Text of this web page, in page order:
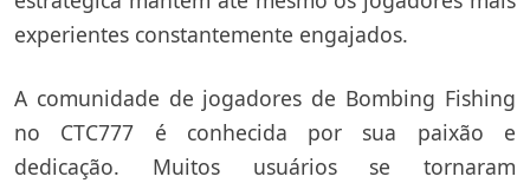
experientes constantemente engajados.
A comunidade de jogadores de Bombing Fishing
no CTC777 é conhecida por sua paixão e
dedicação. Muitos usuários se tornaram